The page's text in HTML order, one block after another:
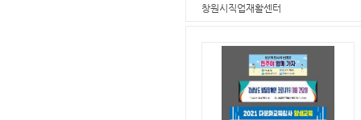
창원시직업재활센터